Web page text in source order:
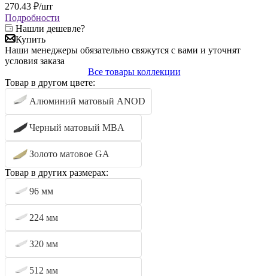
270.43 ₽/шт
Подробности
Нашли дешевле?
Купить
Наши менеджеры обязательно свяжутся с вами и уточнят
условия заказа
Все товары коллекции
Товар в другом цвете:
Алюминий матовый ANOD
Черный матовый MBA
Золото матовое GA
Товар в других размерах:
96 мм
224 мм
320 мм
512 мм